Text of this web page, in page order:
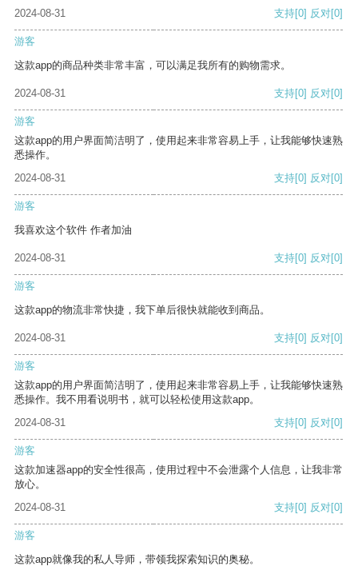
2024-08-31 支持[0] 反对[0]
游客
这款app的商品种类非常丰富，可以满足我所有的购物需求。
2024-08-31 支持[0] 反对[0]
游客
这款app的用户界面简洁明了，使用起来非常容易上手，让我能够快速熟
悉操作。
2024-08-31
支持[0] 反对[0]
游客
我喜欢这个软件 作者加油
2024-08-31 支持[0] 反对[0]
游客
这款app的物流非常快捷，我下单后很快就能收到商品。
2024-08-31 支持[0] 反对[0]
游客
这款app的用户界面简洁明了，使用起来非常容易上手，让我能够快速熟
悉操作。我不用看说明书，就可以轻松使用这款app。
2024-08-31
支持[0] 反对[0]
游客
这款加速器app的安全性很高，使用过程中不会泄露个人信息，让我非常
放心。
2024-08-31
支持[0] 反对[0]
游客
这款app就像我的私人导师，带领我探索知识的奥秘。